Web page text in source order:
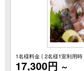
1名様料金( 2名様1室利用時
17,300円 ～